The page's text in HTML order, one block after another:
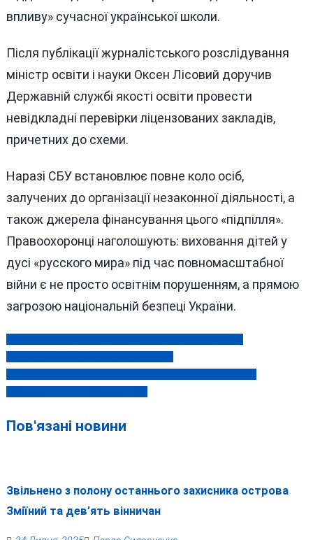
впливу» сучасної української школи.
Після публікації журналістського розслідування
міністр освіти і науки Оксен Лісовий доручив
Державній службі якості освіти провести
невідкладні перевірки ліцензованих закладів,
причетних до схеми.
Наразі СБУ встановлює повне коло осіб,
залучених до організації незаконної діяльності, а
також джерела фінансування цього «підпілля».
Правоохоронці наголошують: виховання дітей у
дусі «русского мира» під час повномасштабної
війни є не просто освітнім порушенням, а прямою
загрозою національній безпеці України.
Навігація
записів
Пов'язані новини
Звільнено з полону останнього захисника острова
Зміїний та дев’ять вінничан